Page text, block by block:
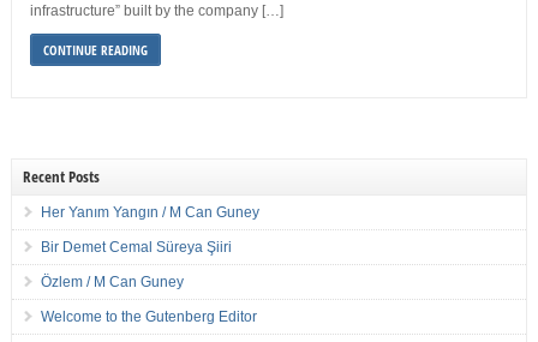
infrastructure” built by the company […]
CONTINUE READING
Recent Posts
Her Yanım Yangın / M Can Guney
Bir Demet Cemal Süreya Şiiri
Özlem / M Can Guney
Welcome to the Gutenberg Editor